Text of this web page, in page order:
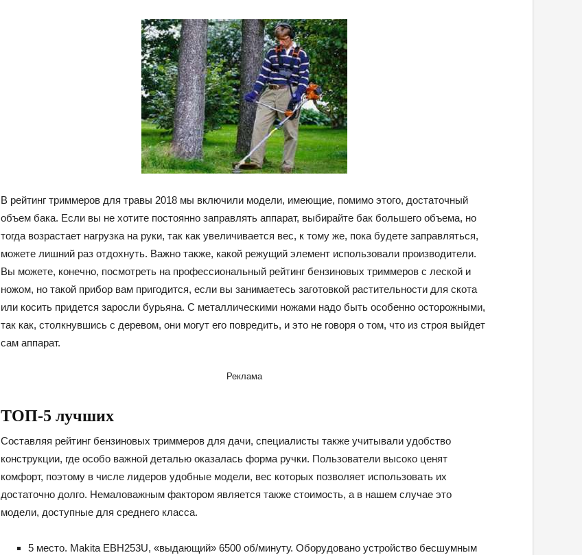
В рейтинг триммеров для травы 2018 мы включили модели, имеющие, помимо этого, достаточный
объем бака. Если вы не хотите постоянно заправлять аппарат, выбирайте бак большего объема, но
тогда возрастает нагрузка на руки, так как увеличивается вес, к тому же, пока будете заправляться,
можете лишний раз отдохнуть. Важно также, какой режущий элемент использовали производители.
Вы можете, конечно, посмотреть на профессиональный рейтинг бензиновых триммеров с леской и
ножом, но такой прибор вам пригодится, если вы занимаетесь заготовкой растительности для скота
или косить придется заросли бурьяна. С металлическими ножами надо быть особенно осторожными,
так как, столкнувшись с деревом, они могут его повредить, и это не говоря о том, что из строя выйдет
сам аппарат.
Реклама
ТОП-5 лучших
Составляя рейтинг бензиновых триммеров для дачи, специалисты также учитывали удобство
конструкции, где особо важной деталью оказалась форма ручки. Пользователи высоко ценят
комфорт, поэтому в числе лидеров удобные модели, вес которых позволяет использовать их
достаточно долго. Немаловажным фактором является также стоимость, а в нашем случае это
модели, доступные для среднего класса.
5 место. Makita EBH253U, «выдающий» 6500 об/минуту. Оборудовано устройство бесшумным